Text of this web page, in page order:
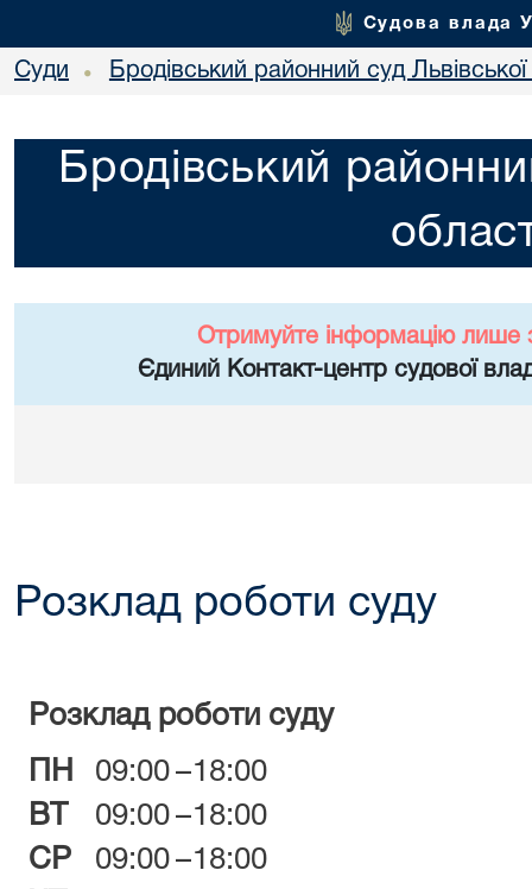
Судова влада
Суди • Бродівський районний суд Львівської
Бродівський
Отримуйте інформацію лише
Єдиний Контакт-центр судової
Розклад роботи суду
Розклад роботи суду
ПН
09:00 –18:00
ВТ
09:00 –18:00
СР
09:00 –18:00